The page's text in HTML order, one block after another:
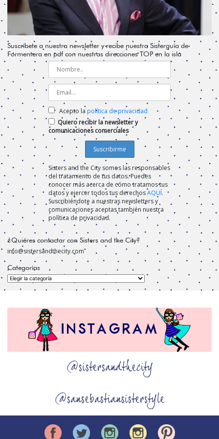
Suscríbete a nuestra newsletter y recibe nuestra Sisterguía de
Formentera en pdf con nuestras direcciones TOP en la isla
Acepto la política de privacidad
Quiero recibir la newsletter y
comunicaciones comerciales
Sisters and the City somos las responsables
del tratamiento de tus datos. Puedes
conocer más acerca de cómo tratamos tus
datos y ejercer todos tus derechosAQUÍ.
Suscribiéndote a nuestras newsletters y
comunicaciones aceptas también nuestra
política de privacidad.
¿Quiéres contactar con Sisters and the City?
info@sistersandthecity.com
Categorías
Categorías
@sistersandthecity
@sansebastiansisterstyle